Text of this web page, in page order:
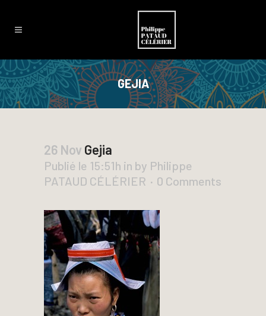
GEJIA
26 Nov Gejia
Publié le 15:51h in by Philippe
PATAUD CÉLÉRIER
0 Comments